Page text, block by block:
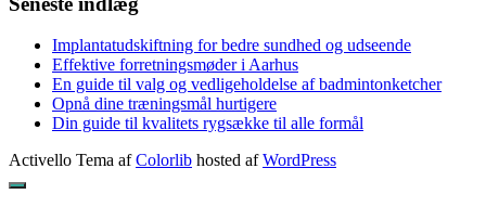
Implantatudskiftning for bedre sundhed og udseende
Effektive forretningsmøder i Aarhus
En guide til valg og vedligeholdelse af badmintonketcher
Opnå dine træningsmål hurtigere
Din guide til kvalitets rygsække til alle formål
Activello Tema afColorlib hosted afWordPress